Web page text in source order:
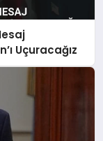
Uçuracağız